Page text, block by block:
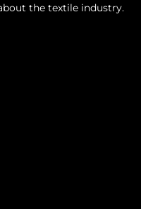
the textile industry.